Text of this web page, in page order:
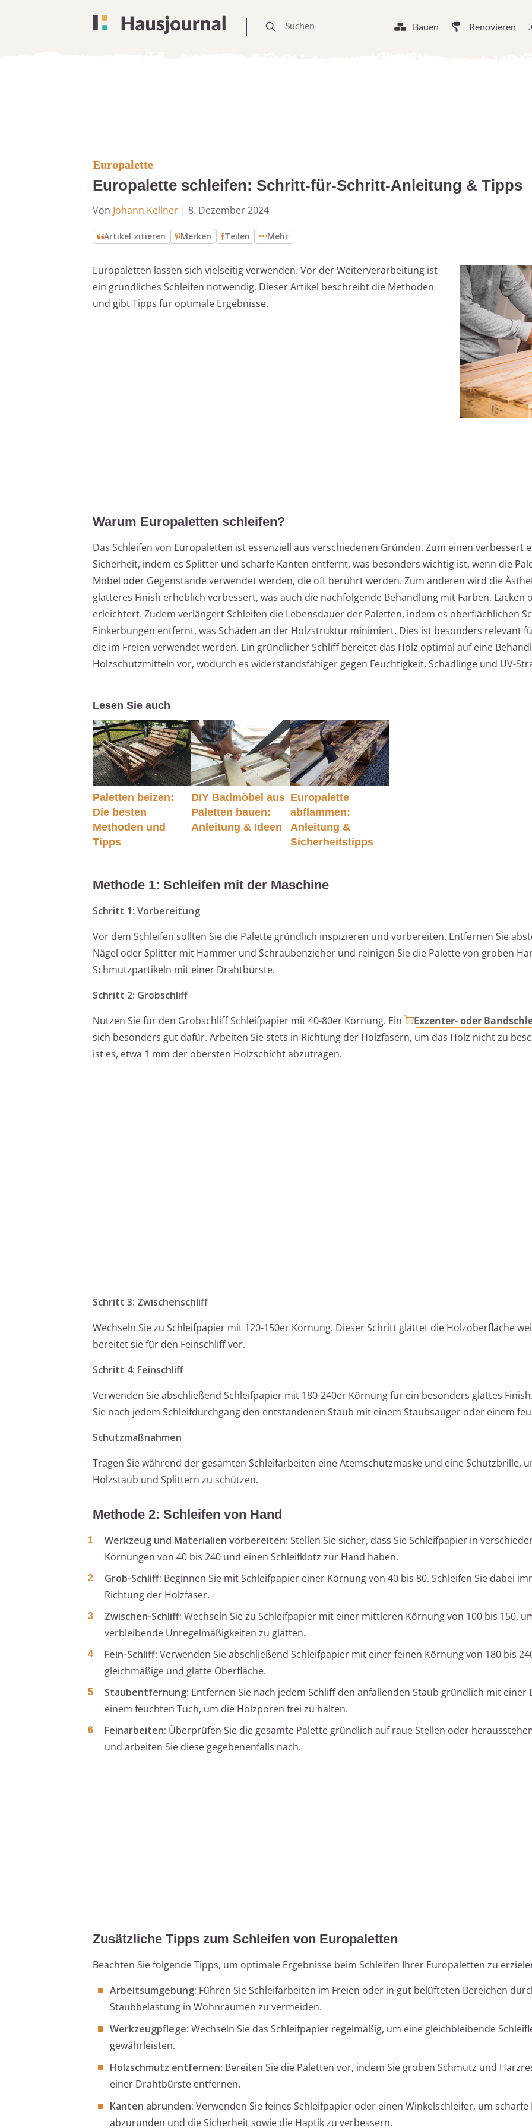
Bauen Renovieren
Europalette
Europalette schleifen: Schritt-für-Schritt-Anleitung & Tipps
Von Johann Kellner | 8. Dezember 2024
Artikel zitieren Merken Teilen Mehr
Europaletten lassen sich vielseitig verwenden. Vor der Weiterverarbeitung ist
ein gründliches Schleifen notwendig. Dieser Artikel beschreibt die Methoden
und gibt Tipps für optimale Ergebnisse.
Warum Europaletten schleifen?
Das Schleifen von Europaletten ist essenziell aus verschiedenen Gründen. Zum einen verbessert
Sicherheit, indem es Splitter und scharfe Kanten entfernt, was besonders wichtig ist, wenn die
Möbel oder Gegenstände verwendet werden, die oft berührt werden. Zum anderen wird die
glatteres Finish erheblich verbessert, was auch die nachfolgende Behandlung mit Farben, Lacken
erleichtert. Zudem verlängert Schleifen die Lebensdauer der Paletten, indem es oberflächlichen
Einkerbungen entfernt, was Schäden an der Holzstruktur minimiert. Dies ist besonders relevant
die im Freien verwendet werden. Ein gründlicher Schliff bereitet das Holz optimal auf eine
Holzschutzmitteln vor, wodurch es widerstandsfähiger gegen Feuchtigkeit, Schädlinge und UV-
Lesen Sie auch
Paletten beizen:
Die besten
Methoden und
Tipps
DIY Badmöbel aus
Paletten bauen:
Anleitung & Ideen
Europalette
abflammen:
Anleitung &
Sicherheitstipps
Methode 1: Schleifen mit der Maschine
Schritt 1: Vorbereitung
Vor dem Schleifen sollten Sie die Palette gründlich inspizieren und vorbereiten. Entfernen Sie
Nägel oder Splitter mit Hammer und Schraubenzieher und reinigen Sie die Palette von groben
Schmutzpartikeln mit einer Drahtbürste.
Schritt 2: Grobschliff
Nutzen Sie für den Grobschliff Schleifpapier mit 40-80er Körnung. Ein
Exzenter- oder
sich besonders gut dafür. Arbeiten Sie stets in Richtung der Holzfasern, um das Holz nicht zu
ist es, etwa 1 mm der obersten Holzschicht abzutragen.
Schritt 3: Zwischenschliff
Wechseln Sie zu Schleifpapier mit 120-150er Körnung. Dieser Schritt glättet die Holzoberfläche
bereitet sie für den Feinschliff vor.
Schritt 4: Feinschliff
Verwenden Sie abschließend Schleifpapier mit 180-240er Körnung für ein besonders glattes
Sie nach jedem Schleifdurchgang den entstandenen Staub mit einem Staubsauger oder einem
Schutzmaßnahmen
Tragen Sie während der gesamten Schleifarbeiten eine Atemschutzmaske und eine Schutzbrille,
Holzstaub und Splittern zu schützen.
Methode 2: Schleifen von Hand
Werkzeug und Materialien vorbereiten: Stellen Sie sicher, dass Sie Schleifpapier in
Körnungen von 40 bis 240 und einen Schleifklotz zur Hand haben.
Grob-Schliff: Beginnen Sie mit Schleifpapier einer Körnung von 40 bis 80. Schleifen Sie dabei
Richtung der Holzfaser.
Zwischen-Schliff: Wechseln Sie zu Schleifpapier mit einer mittleren Körnung von 100 bis 150,
verbleibende Unregelmäßigkeiten zu glätten.
Fein-Schliff: Verwenden Sie abschließend Schleifpapier mit einer feinen Körnung von 180 bis
gleichmäßige und glatte Oberfläche.
Staubentfernung: Entfernen Sie nach jedem Schliff den anfallenden Staub gründlich mit einer
einem feuchten Tuch, um die Holzporen frei zu halten.
Feinarbeiten: Überprüfen Sie die gesamte Palette gründlich auf raue Stellen oder
und arbeiten Sie diese gegebenenfalls nach.
Zusätzliche Tipps zum Schleifen von Europaletten
Beachten Sie folgende Tipps, um optimale Ergebnisse beim Schleifen Ihrer Europaletten zu
Arbeitsumgebung: Führen Sie Schleifarbeiten im Freien oder in gut belüfteten Bereichen
Staubbelastung in Wohnräumen zu vermeiden.
Werkzeugpflege: Wechseln Sie das Schleifpapier regelmäßig, um eine gleichbleibende
gewährleisten.
Holzschmutz entfernen: Bereiten Sie die Paletten vor, indem Sie groben Schmutz und
einer Drahtbürste entfernen.
Kanten abrunden: Verwenden Sie feines Schleifpapier oder einen Winkelschleifer, um scharfe
abzurunden und die Sicherheit sowie die Haptik zu verbessern.